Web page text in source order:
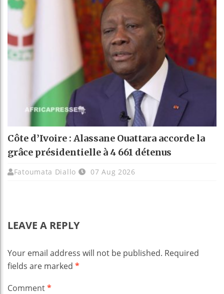
Côte d’Ivoire : Alassane Ouattara accorde la
grâce présidentielle à 4 661 détenus
Fatoumata Diallo 07 Aug 2026
LEAVE A REPLY
Your email address will not be published. Required
fields are marked *
Comment*